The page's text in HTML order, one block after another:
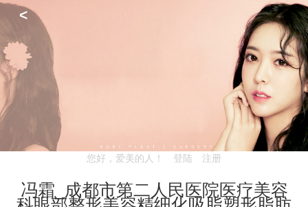
<
您好，爱美的人！ 登陆 注册
冯霜_成都市第二人民医院医疗美容